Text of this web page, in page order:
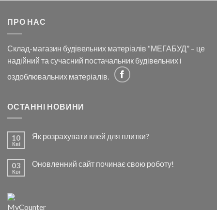
ПРО НАС
Склад-магазин будівельних матеріалів “МЕГАБУД” – це
надійний та сучасний постачальник будівельних і
оздоблювальних матеріалів.
ОСТАННІ НОВИНИ
10
Кві
Як розрахувати клей для плитки?
03
Кві
Оновленний сайт починає свою роботу!